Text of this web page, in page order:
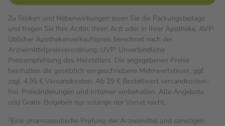
Zu Risiken und Nebenwirkungen lesen Sie die Packungsbeilage
und fragen Sie Ihre Ärztin, Ihren Arzt oder in Ihrer Apotheke. AVP:
Üblicher Apothekenverkaufspreis berechnet nach der
Arzneimittelpreisverordnung. UVP: Unverbindliche
Preisempfehlung des Herstellers. Die angegebenen Preise
beinhalten die gesetzlich vorgeschriebene Mehrwertsteuer, ggf.
zzgl. 4,95 € Versandkosten. Ab 29 € Bestell­wert versand­kosten­
frei. Preisänderungen und Irrtümer vorbehalten. Alle Angebote
und Gratis-Beigaben nur solange der Vorrat reicht.
1Eine pharmazeutische Prüfung der Arzneimittel und sonstigen